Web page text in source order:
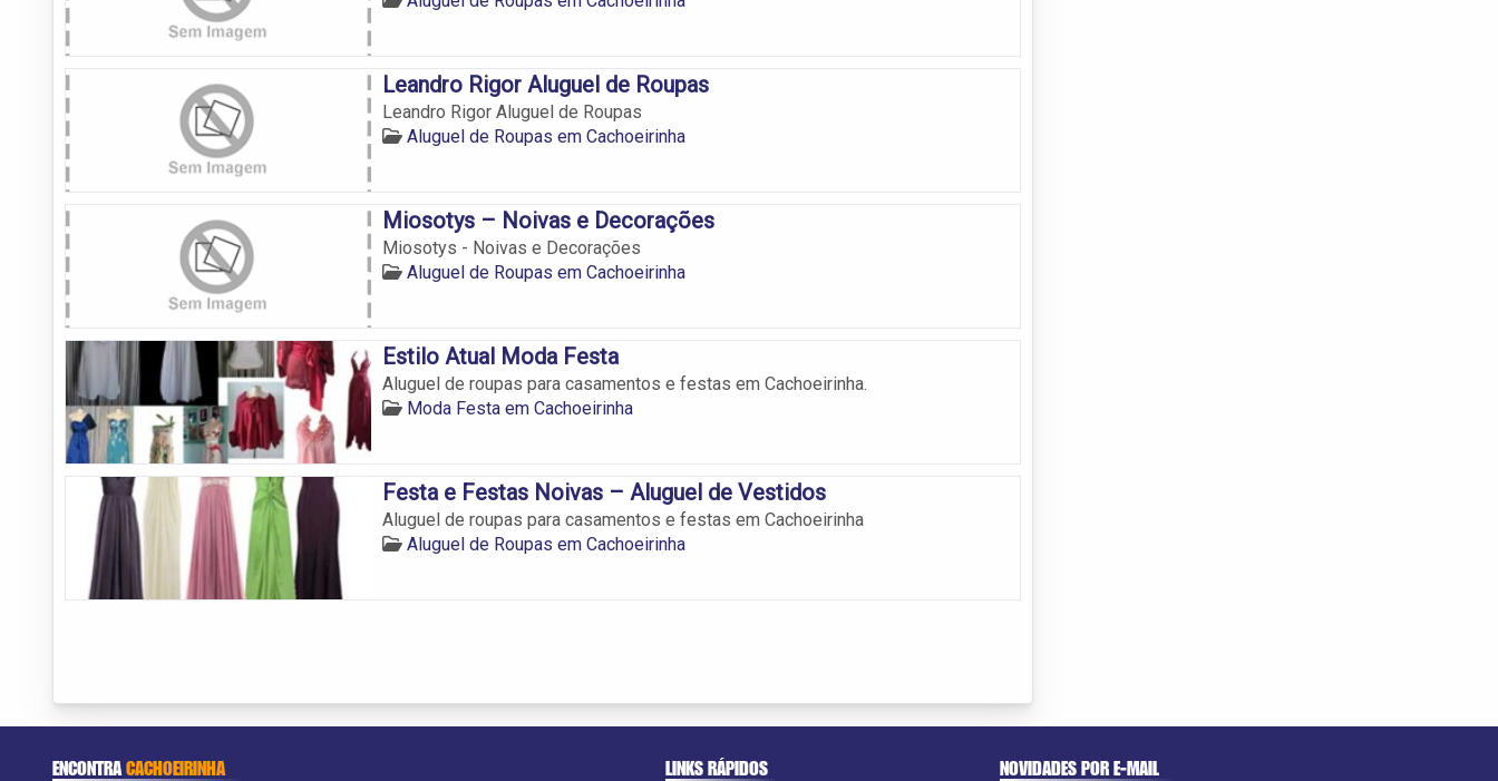
Leandro Rigor Aluguel de Roupas
Leandro Rigor Aluguel de Roupas
Aluguel de Roupas em Cachoeirinha
Miosotys – Noivas e Decorações
Miosotys - Noivas e Decorações
Aluguel de Roupas em Cachoeirinha
Estilo Atual Moda Festa
Aluguel de roupas para casamentos e festas em Cachoeirinha.
Moda Festa em Cachoeirinha
Festa e Festas Noivas – Aluguel de Vestidos
Aluguel de roupas para casamentos e festas em Cachoeirinha
Aluguel de Roupas em Cachoeirinha
ENCONTRACACHOEIRINHA LINKS RÁPIDOS NOVIDADES POR E-MAIL